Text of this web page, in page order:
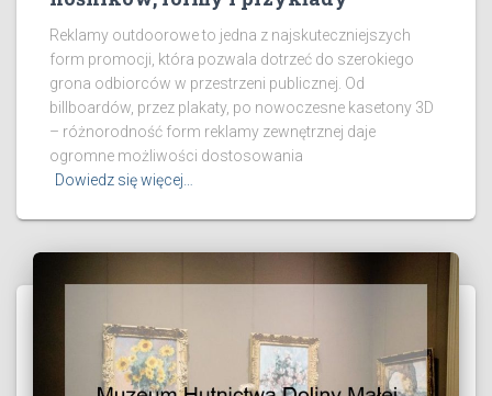
Reklamy outdoorowe to jedna z najskuteczniejszych
form promocji, która pozwala dotrzeć do szerokiego
grona odbiorców w przestrzeni publicznej. Od
billboardów, przez plakaty, po nowoczesne kasetony 3D
– różnorodność form reklamy zewnętrznej daje
ogromne możliwości dostosowania
Dowiedz się więcej…